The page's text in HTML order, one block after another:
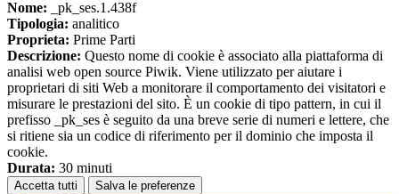
Nome: _pk_ses.1.438f
Tipologia: analitico
Proprieta: Prime Parti
Descrizione: Questo nome di cookie è associato alla piattaforma di
analisi web open source Piwik. Viene utilizzato per aiutare i
proprietari di siti Web a monitorare il comportamento dei visitatori e
misurare le prestazioni del sito. È un cookie di tipo pattern, in cui il
prefisso _pk_ses è seguito da una breve serie di numeri e lettere, che
si ritiene sia un codice di riferimento per il dominio che imposta il
cookie.
Durata: 30 minuti
Accetta tutti Salva le preferenze